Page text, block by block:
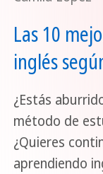
Las 10
inglés
¿Estás
método de
¿Quieres
aprendiendo